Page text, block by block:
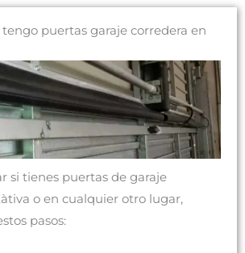
tengo puertas garaje corredera en
si tienes puertas de garaje
o en cualquier otro lugar,
pasos: